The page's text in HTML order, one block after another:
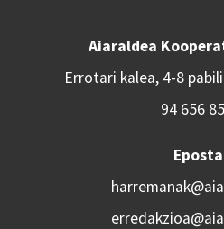
Aiaraldea
Errotari kalea, 4-8
94 656